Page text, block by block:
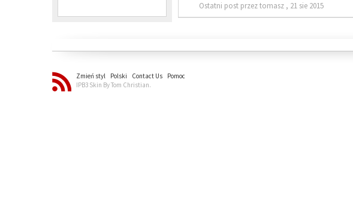
Ostatni post przez tomasz , 21 sie 2015
Zmień styl Polski Contact Us
Pomoc
IPB3 Skin By Tom Christian.